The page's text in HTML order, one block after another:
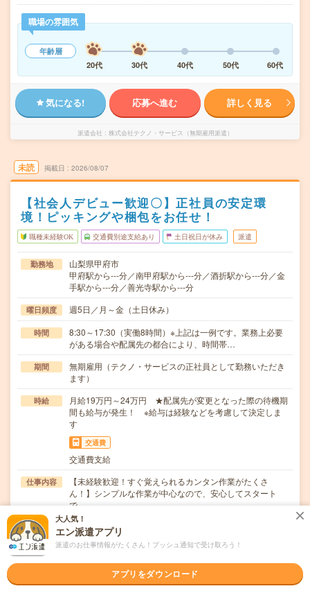
職場の雰囲気
年齢層
20代
30代 40代 50代 60代
気になる! 応募へ進む 詳しく見る
派遣会社 株式会社テクノ・サービス（無期雇用派遣）
未読 掲載日 2026/08/07
【社会人デビュー歓迎〇】正社員の安定環
境！ピッキングや梱包をお任せ！
職種未経験OK 交通費別途支給あり 土日祝日が休み 派遣
勤務地
山梨県甲府市
甲府駅から---分／南甲府駅から---分／酒折駅から---分／金
手駅から---分／善光寺駅から---分
曜日頻度 週5日／月～金（土日休み）
時間
8:30～17:30（実働8時間）※上記は一例です。業務上必要
がある場合や配属先の都合により、時間帯…
期間
無期雇用（テクノ・サービスの正社員として勤務いただき
ます）
時給
月給19万円～24万円 ★配属先が変更となった際の待機期
間も給与が発生！ ※給与は経験などを考慮して決定しま
す
交通費
交通費支給
仕事内容
【未経験歓迎！すぐ覚えられるカンタン作業がたくさ
ん！】シンプルな作業が中心なので、安心してスタート
で…
応募資格
職種未経験OK / ブランクOK / パソコンスキル不要 / 英語力
不要
＼未経験から安定した働き方を目指したい方歓迎！／経
験・資格・学歴は問いません◎「そろそろ腰を据えて働…
大人気！
エン派遣アプリ
派遣のお仕事情報がたくさん！プッシュ通知で受け取ろう！
アプリをダウンロード